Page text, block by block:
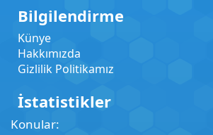
Bilgilendirme
Künye
Hakkımızda
Gizlilik Politikamız
İstatistikler
Konular